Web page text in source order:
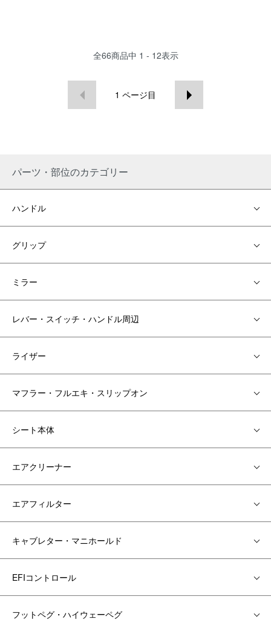
全66商品中 1 - 12表示
1 ページ目
パーツ・部位のカテゴリー
ハンドル
グリップ
ミラー
レバー・スイッチ・ハンドル周辺
ライザー
マフラー・フルエキ・スリップオン
シート本体
エアクリーナー
エアフィルター
キャブレター・マニホールド
EFIコントロール
フットペグ・ハイウェーペグ